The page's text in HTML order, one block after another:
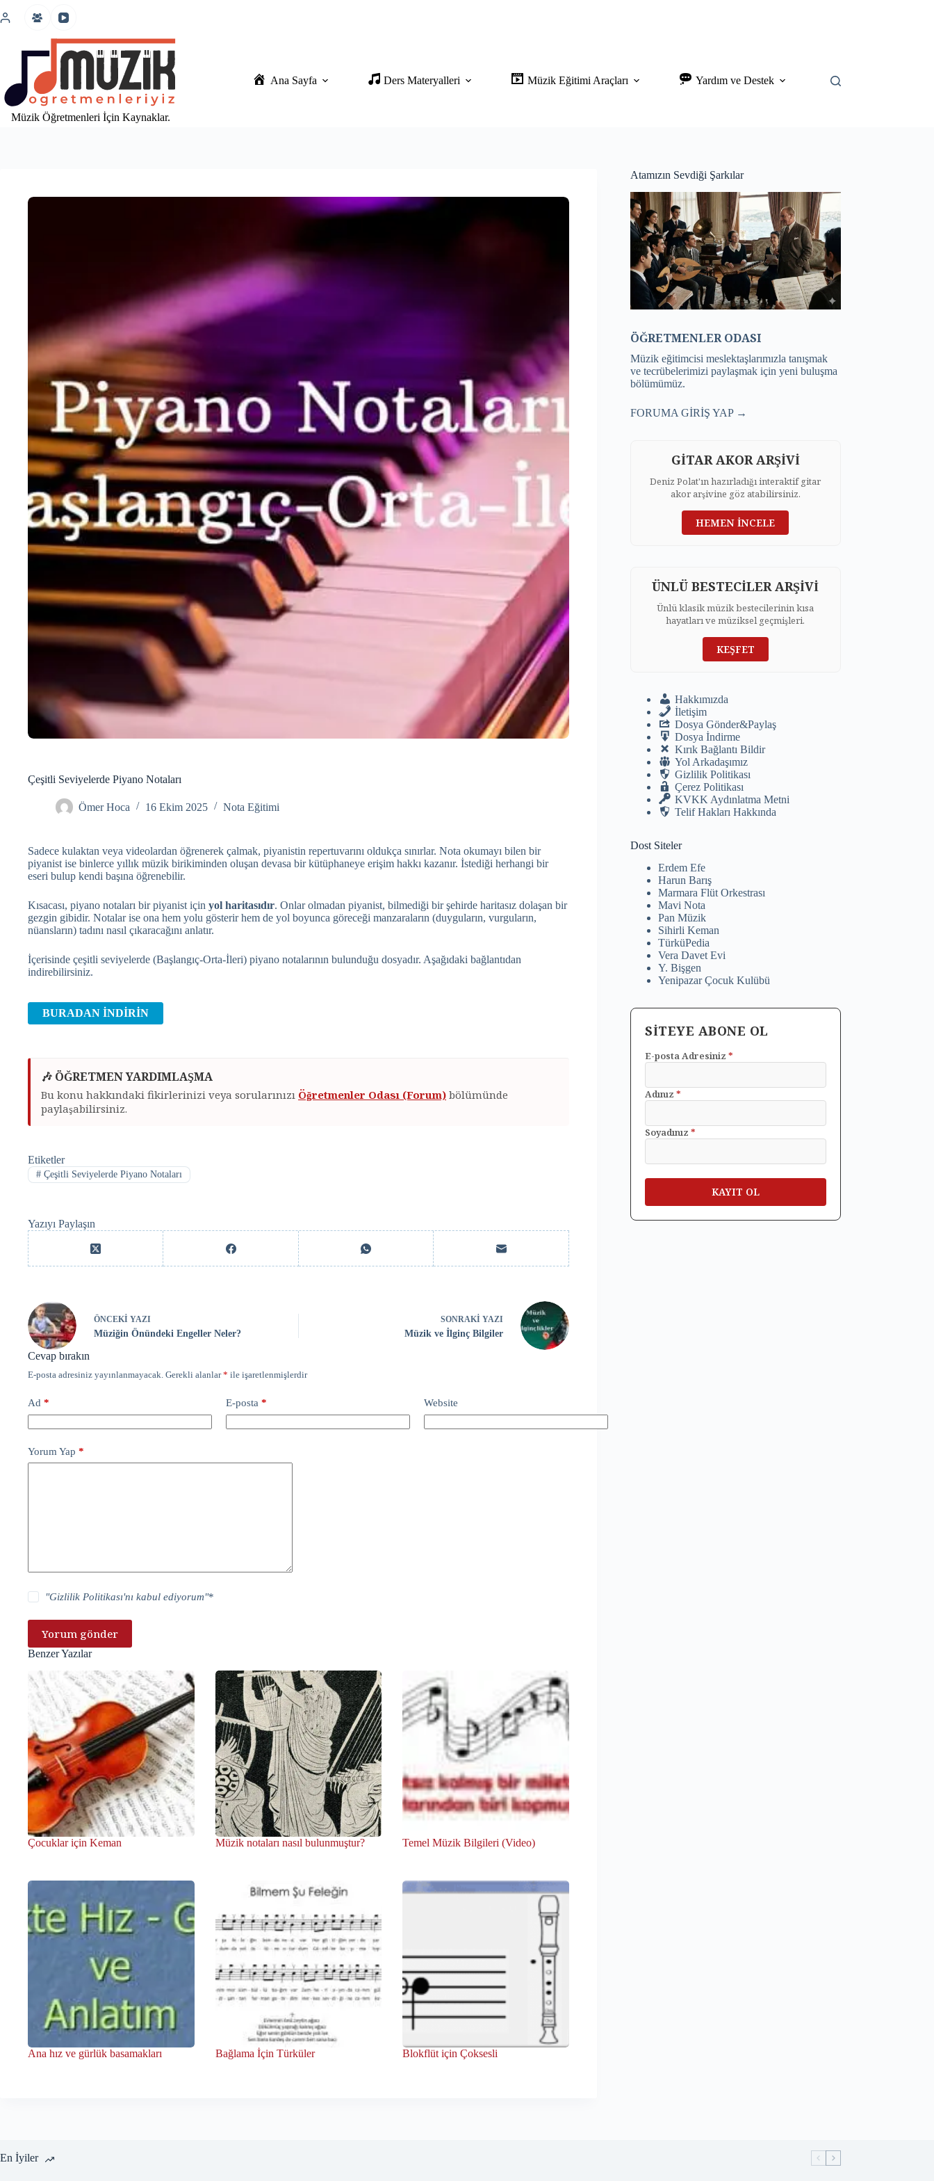
atla
Müzik Öğretmenleri İçin Kaynaklar.
Ana Sayfa Ders Materyalleri Müzik Eğitimi Araçları Yardım ve Destek
Çeşitli Seviyelerde Piyano Notaları
Ömer Hoca 16 Ekim 2025 Nota Eğitimi
Sadece kulaktan veya videolardan öğrenerek çalmak, piyanistin repertuvarını oldukça sınırlar. Nota okumayı bilen bir
piyanist ise binlerce yıllık müzik birikiminden oluşan devasa bir kütüphaneye erişim hakkı kazanır. İstediği herhangi bir
eseri bulup kendi başına öğrenebilir.
Kısacası, piyano notaları bir piyanist için yol haritasıdır. Onlar olmadan piyanist, bilmediği bir şehirde haritasız dolaşan bir
gezgin gibidir. Notalar ise ona hem yolu gösterir hem de yol boyunca göreceği manzaraların (duyguların, vurguların,
nüansların) tadını nasıl çıkaracağını anlatır.
İçerisinde çeşitli seviyelerde (Başlangıç-Orta-İleri) piyano notalarının bulunduğu dosyadır. Aşağıdaki bağlantıdan
indirebilirsiniz.
BURADAN İNDİRİN
🎶 ÖĞRETMEN YARDIMLAŞMA
Bu konu hakkındaki fikirlerinizi veya sorularınızı Öğretmenler Odası (Forum) bölümünde
paylaşabilirsiniz.
Etiketler
#Çeşitli Seviyelerde Piyano Notaları
Yazıyı Paylaşın
ÖNCEKI YAZI
Müziğin Önündeki Engeller Neler?
SONRAKI YAZI
Müzik ve İlginç Bilgiler
Cevap bırakın
E-posta adresiniz yayınlanmayacak. Gerekli alanlar* ile işaretlenmişlerdir
Ad * E-posta * Website
Yorum Yap *
"Gizlilik Politikası'nı kabul ediyorum"*
Yorum gönder
Benzer Yazılar
Çocuklar için Keman Müzik notaları nasıl bulunmuştur? Temel Müzik Bilgileri (Video)
Ana hız ve gürlük basamakları Bağlama İçin Türküler Blokflüt için Çoksesli
Atamızın Sevdiği Şarkılar
ÖĞRETMENLER ODASI
Müzik eğitimcisi meslektaşlarımızla tanışmak
ve tecrübelerimizi paylaşmak için yeni buluşma
bölümümüz.
FORUMA GİRİŞ YAP →
GİTAR AKOR ARŞİVİ
Deniz Polat'ın hazırladığı interaktif gitar
akor arşivine göz atabilirsiniz.
HEMEN İNCELE
ÜNLÜ BESTECİLER ARŞİVİ
Ünlü klasik müzik bestecilerinin kısa
hayatları ve müziksel geçmişleri.
KEŞFET
Hakkımızda
İletişim
Dosya Gönder&Paylaş
Dosya İndirme
Kırık Bağlantı Bildir
Yol Arkadaşımız
Gizlilik Politikası
Çerez Politikası
KVKK Aydınlatma Metni
Telif Hakları Hakkında
Dost Siteler
Erdem Efe
Harun Barış
Marmara Flüt Orkestrası
Mavi Nota
Pan Müzik
Sihirli Keman
TürküPedia
Vera Davet Evi
Y. Bişgen
Yenipazar Çocuk Kulübü
SİTEYE ABONE OL
E-posta Adresiniz*
Adınız*
Soyadınız*
En İyiler